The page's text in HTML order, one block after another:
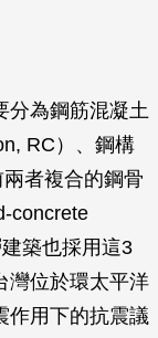
分為鋼筋混凝土
RC）、鋼構
者複合的鋼骨
concrete
築也採用這3
灣位於環太平洋
作用下的抗震議